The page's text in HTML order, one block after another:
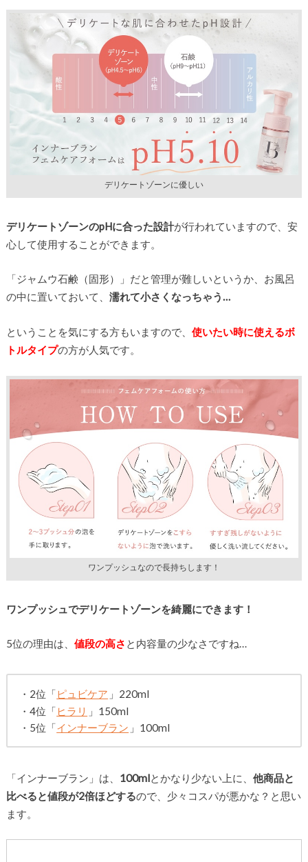
デリケートゾーンに優しい
デリケートゾーンのpHに合った設計が行われていますので、安
心して使用することができます。
「ジャムウ石鹸（固形）」だと管理が難しいというか、お風呂
の中に置いておいて、 濡れて小さくなっちゃう…
ということを気にする方もいますので、 使いたい時に使えるボ
トルタイプの方が人気です。
ワンプッシュなので長持ちします！
ワンプッシュでデリケートゾーンを綺麗にできます！
5位の理由は、 値段の高さ と内容量の少なさですね…
・2位「ピュビケア 」220ml
・4位「 ヒラリ 」150ml
・5位「インナーブラン 」100ml
「インナーブラン」は、 100mlとかなり少ない上に、 他商品と
比べると値段が2倍ほどするので、少々コスパが悪かな？と思い
ます。